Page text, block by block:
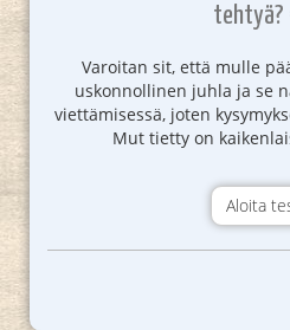
Varoitan sit, että mulle
uskonnollinen juhla ja se
viettämisessä, joten
Mut tietty on
Aloita